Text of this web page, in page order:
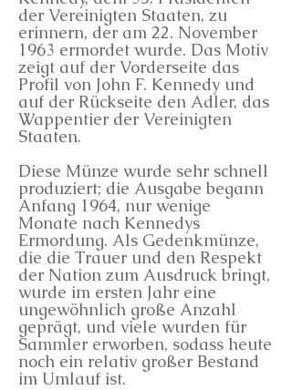
der Vereinigten Staaten, zu
erinnern, der am 22. November
1963 ermordet wurde. Das Motiv
zeigt auf der Vorderseite das
Profil von John F. Kennedy und
auf der Rückseite den Adler, das
Wappentier der Vereinigten
Staaten.
Diese Münze wurde sehr schnell
produziert; die Ausgabe begann
Anfang 1964, nur wenige
Monate nach Kennedys
Ermordung. Als Gedenkmünze,
die die Trauer und den Respekt
der Nation zum Ausdruck bringt,
wurde im ersten Jahr eine
ungewöhnlich große Anzahl
geprägt, und viele wurden für
Sammler erworben, sodass heute
noch ein relativ großer Bestand
im Umlauf ist.